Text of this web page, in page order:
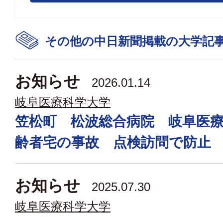
その他の中日新聞掲載の大学記
お知らせ
2026.01.14
岐阜医療科学大学
笠松町 松波総合病院 岐阜医
齢者宅の事故 点検訪問で防止
お知らせ
2025.07.30
岐阜医療科学大学